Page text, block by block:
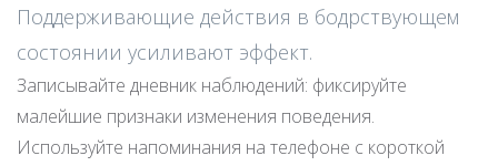
Поддерживающие действия в бодрствующем
состоянии усиливают эффект.
Записывайте дневник наблюдений: фиксируйте
малейшие признаки изменения поведения.
Используйте напоминания на телефоне с короткой